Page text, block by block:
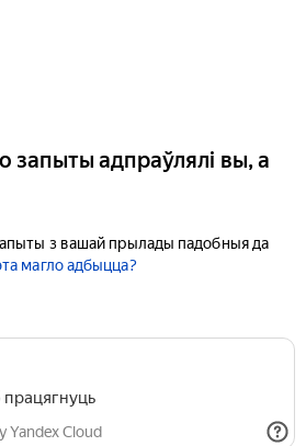
запыты адпраўлялі вы, а
з вашай прылады падобныя да
магло адбыцца?
працягнуць
Yandex Cloud